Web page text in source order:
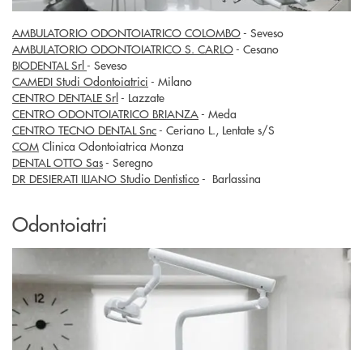
AMBULATORIO ODONTOIATRICO COLOMBO- Seveso
AMBULATORIO ODONTOIATRICO S. CARLO- Cesano
BIODENTAL Srl- Seveso
CAMEDI Studi Odontoiatrici - Milano
CENTRO DENTALE Srl- Lazzate
CENTRO ODONTOIATRICO BRIANZA- Meda
CENTRO TECNO DENTAL Snc- Ceriano L., Lentate s/S
COM Clinica Odontoiatrica Monza
DENTAL OTTO Sas- Seregno
DR DESIERATI ILIANO Studio Dentistico- Barlassina
Odontoiatri